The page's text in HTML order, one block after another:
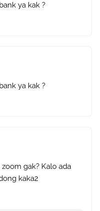
ya kak ?
ya kak ?
gak? Kalo ada
kaka2